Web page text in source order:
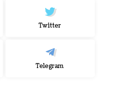
Twitter
Telegram